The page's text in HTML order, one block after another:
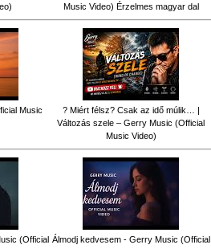
Music Video) Érzelmes magyar dal
Music
? Miért félsz? Csak az idő múlik… |
Változás szele – Gerry Music (Official
Music Video)
(Official Álmodj kedvesem - Gerry Music (Official